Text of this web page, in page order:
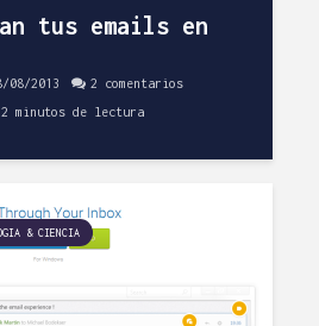
tus emails en
08/2013 2 comentarios
2 minutos de lectura
& CIENCIA